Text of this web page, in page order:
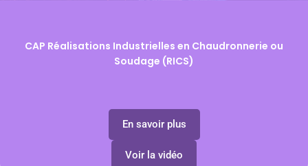
CAP Réalisations Industrielles en Chaudronnerie ou
Soudage (RICS)
En savoir plus
Voir la vidéo